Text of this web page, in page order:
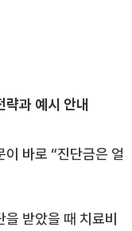
과 예시 안내
바로 “진단금은 얼
받았을 때 치료비